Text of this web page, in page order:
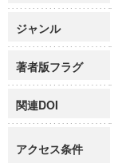
ジャンル
著者版フラグ
関連DOI
アクセス条件